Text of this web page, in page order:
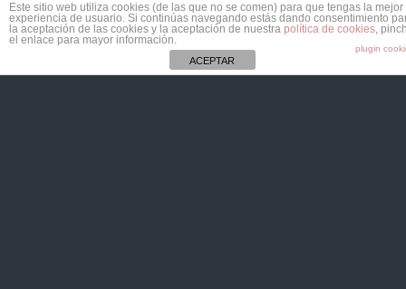
Este sitio web utiliza cookies (de las que no se comen) para que tengas la mejor
experiencia de usuario. Si continúas navegando estás dando consentimiento
la aceptación de las cookies y la aceptación de nuestra política de cookies,
el enlace para mayor información.
plugin
ACEPTAR